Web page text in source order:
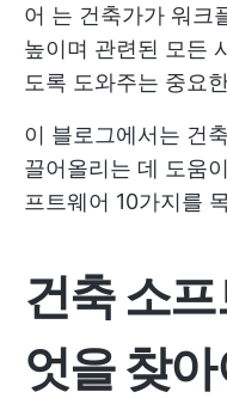
어 는 건축가가 워크
높이며 관련된 모든
도록 도와주는 중요
이 블로그에서는 건
끌어올리는 데 도움
프트웨어 10가지를
건축 소
엇을 찾